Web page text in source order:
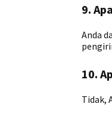
9.
Anda
10.
Tidak,